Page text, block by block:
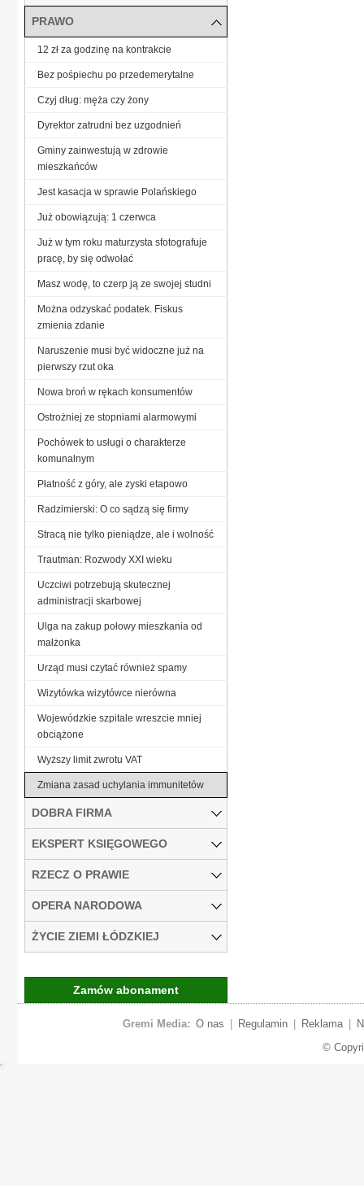
PRAWO
12 zł za godzinę na kontrakcie
Bez pośpiechu po przedemerytalne
Czyj dług: męża czy żony
Dyrektor zatrudni bez uzgodnień
Gminy zainwestują w zdrowie
mieszkańców
Jest kasacja w sprawie Polańskiego
Już obowiązują: 1 czerwca
Już w tym roku maturzysta sfotografuje
pracę, by się odwołać
Masz wodę, to czerp ją ze swojej studni
Można odzyskać podatek. Fiskus
zmienia zdanie
Naruszenie musi być widoczne już na
pierwszy rzut oka
Nowa broń w rękach konsumentów
Ostrożniej ze stopniami alarmowymi
Pochówek to usługi o charakterze
komunalnym
Płatność z góry, ale zyski etapowo
Radzimierski: O co sądzą się firmy
Stracą nie tylko pieniądze, ale i wolność
Trautman: Rozwody XXI wieku
Uczciwi potrzebują skutecznej
administracji skarbowej
Ulga na zakup połowy mieszkania od
małżonka
Urząd musi czytać również spamy
Wizytówka wizytówce nierówna
Wojewódzkie szpitale wreszcie mniej
obciążone
Wyższy limit zwrotu VAT
Zmiana zasad uchylania immunitetów
DOBRA FIRMA
EKSPERT KSIĘGOWEGO
RZECZ O PRAWIE
OPERA NARODOWA
ŻYCIE ZIEMI ŁÓDZKIEJ
Zamów abonament
Gremi Media: O nas Regulamin Reklama
©